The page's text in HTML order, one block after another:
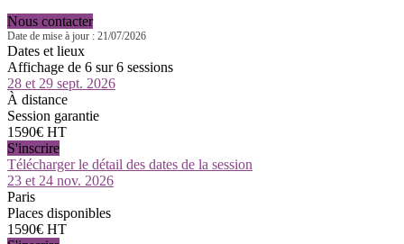
Nous contacter
Date de mise à jour : 21/07/2026
Dates et lieux
Affichage de 6 sur 6 sessions
28 et 29 sept. 2026
À distance
Session garantie
1590€ HT
S'inscrire
Télécharger le détail des dates de la session
23 et 24 nov. 2026
Paris
Places disponibles
1590€ HT